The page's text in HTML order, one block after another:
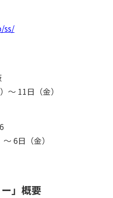
ミ
ss/
〜 11日（金）
6日（金）
ー」概要